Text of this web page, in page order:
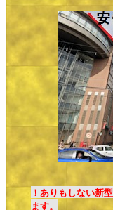
！ありもしない新
ます。